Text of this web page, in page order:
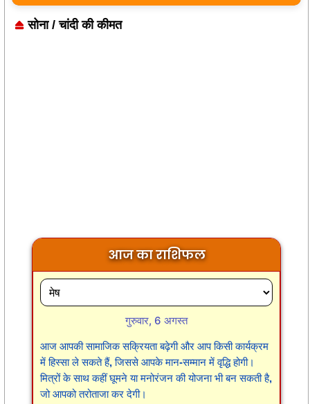
सोना / चांदी की कीमत
आज का राशिफल
गुरुवार, 6 अगस्त
आज आपकी सामाजिक सक्रियता बढ़ेगी और आप किसी कार्यक्रम
में हिस्सा ले सकते हैं, जिससे आपके मान-सम्मान में वृद्धि होगी।
मित्रों के साथ कहीं घूमने या मनोरंजन की योजना भी बन सकती है,
जो आपको तरोताजा कर देगी।